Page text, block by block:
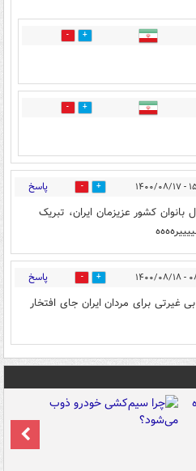
2
4
۱۷ 1 پاسخ
کشور عزیزمان ایران، تبریک
۱۸ 0 پاسخ
غیرتی برای مردان ایران جای افتخار